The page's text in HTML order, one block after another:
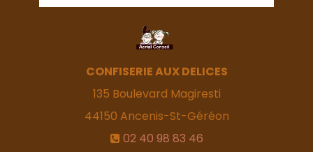
CONFISERIE AUX DELICES
135 Boulevard Magiresti
44150 Ancenis-St-Géréon
02 40 98 83 46